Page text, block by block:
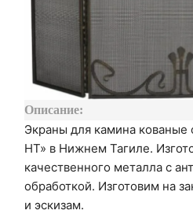
Описание:
Экраны для камина кованые
НТ» в Нижнем Тагиле.
качественного металла с
обработкой. Изготовим на
и эскизам.